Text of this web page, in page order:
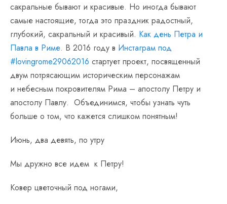
сакральные бывают и красивые. Но иногда бывают
самые настоящие, тогда это праздник радостный,
глубокий, сакральный и красивый. Как день Петра и
Павла в Риме. В 2016 году в Инстаграм под
#lovingrome29062016 стартует проект, посвященный
двум потрясающим историческим персонажам
и небесным покровителям Рима – апостолу Петру и
апостолу Павлу. Объединимся, чтобы узнать чуть
больше о том, что кажется слишком понятным!
Июнь, два девять, по утру
Мы дружно все идем к Петру!
Ковер цветочный под ногами,